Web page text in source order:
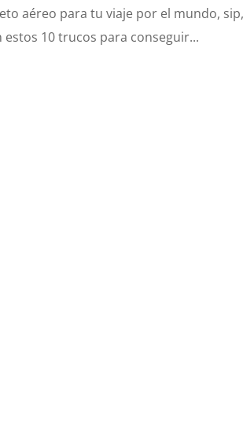
aéreo para tu viaje por el mundo,
estos 10 trucos para conseguir...